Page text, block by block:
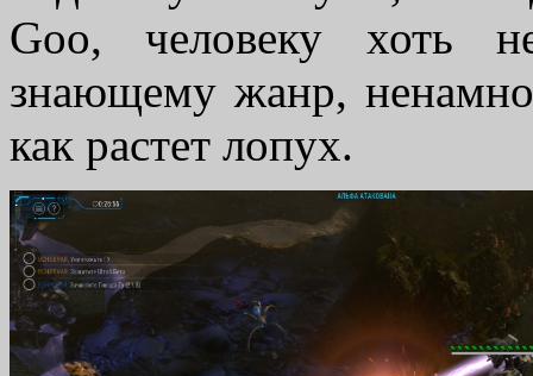
Goo, человеку хоть
знающему жанр,
как растет лопух.